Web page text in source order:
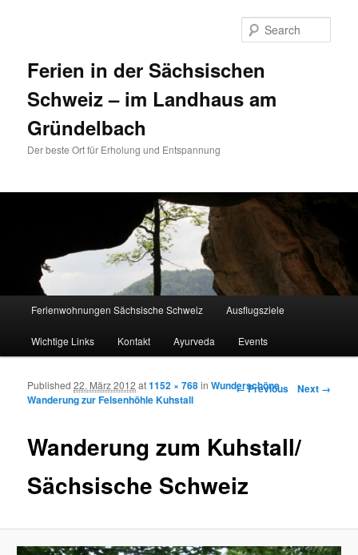
Ferien in der Sächsischen
Schweiz – im Landhaus am
Gründelbach
Der beste Ort für Erholung und Entspannung
Skip to primary content
Skip to secondary content
Ferienwohnungen Sächsische Schweiz Ausflugsziele
Wichtige Links Kontakt Ayurveda Events
Image navigation
← Previous Next →
Wanderung zum Kuhstall/
Sächsische Schweiz
Published22. März 2012 at1152 × 768inWunderschöne
Wanderung zur Felsenhöhle Kuhstall